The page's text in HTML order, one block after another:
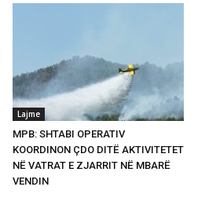
Lajme
MPB: SHTABI OPERATIV
KOORDINON ÇDO DITË AKTIVITETET
NË VATRAT E ZJARRIT NË MBARË
VENDIN